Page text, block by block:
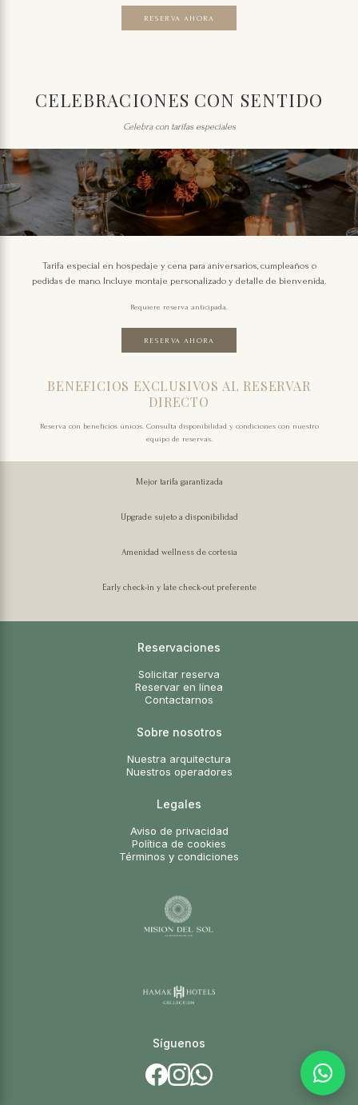
RESERVA AHORA
CELEBRACIONES CON SENTIDO
Celebra con tarifas especiales
Tarifa especial en hospedaje y cena para aniversarios, cumpleaños o
pedidas de mano. Incluye montaje personalizado y detalle de bienvenida.
Requiere reserva anticipada.
RESERVA AHORA
BENEFICIOS EXCLUSIVOS AL RESERVAR
DIRECTO
Reserva con beneficios únicos. Consulta disponibilidad y condiciones con nuestro
equipo de reservas.
Mejor tarifa garantizada
Upgrade sujeto a disponibilidad
Amenidad wellness de cortesía
Early check-in y late check-out preferente
Reservaciones
Solicitar reserva
Reservar en línea
Contactarnos
Sobre nosotros
Nuestra arquitectura
Nuestros operadores
Legales
Aviso de privacidad
Política de cookies
Términos y condiciones
Síguenos